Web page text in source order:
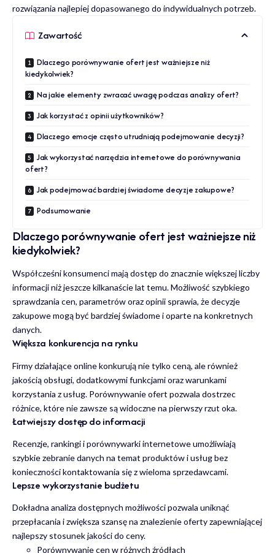
rozwiązania najlepiej dopasowanego do indywidualnych potrzeb.
Zawartość
Dlaczego porównywanie ofert jest ważniejsze niż
kiedykolwiek?
Na jakie elementy zwracać uwagę podczas analizy ofert?
Jak korzystać z opinii użytkowników?
Dlaczego emocje często utrudniają podejmowanie decyzji?
Jak wykorzystać narzędzia internetowe do porównywania
ofert?
Jak podejmować bardziej świadome decyzje zakupowe?
Podsumowanie
Dlaczego porównywanie ofert jest ważniejsze niż
kiedykolwiek?
Współcześni konsumenci mają dostęp do znacznie większej liczby
informacji niż jeszcze kilkanaście lat temu. Możliwość szybkiego
sprawdzania cen, parametrów oraz opinii sprawia, że decyzje
zakupowe mogą być bardziej świadome i oparte na konkretnych
danych.
Większa konkurencja na rynku
Firmy działające online konkurują nie tylko ceną, ale również
jakością obsługi, dodatkowymi funkcjami oraz warunkami
korzystania z usług. Porównywanie ofert pozwala dostrzec
różnice, które nie zawsze są widoczne na pierwszy rzut oka.
Łatwiejszy dostęp do informacji
Recenzje, rankingi i porównywarki internetowe umożliwiają
szybkie zebranie danych na temat produktów i usług bez
konieczności kontaktowania się z wieloma sprzedawcami.
Lepsze wykorzystanie budżetu
Dokładna analiza dostępnych możliwości pozwala uniknąć
przepłacania i zwiększa szansę na znalezienie oferty zapewniającej
najlepszy stosunek jakości do ceny.
Porównywanie cen w różnych źródłach